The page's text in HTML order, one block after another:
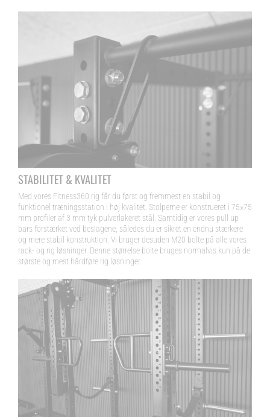
STABILITET & KVALITET
Med vores Fitness360 rig får du først og fremmest en stabil og
funktionel træningsstation i høj kvalitet. Stolperne er konstrueret i 75×75
mm profiler af 3 mm tyk pulverlakeret stål. Samtidig er vores pull up
bars forstærket ved beslagene, således du er sikret en endnu stærkere
og mere stabil konstruktion. Vi bruger desuden M20 bolte på alle vores
rack- og rig løsninger. Denne størrelse bolte bruges normalvis kun på de
største og mest hårdføre rig løsninger.